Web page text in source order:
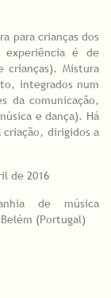
para crianças dos
experiência é de
crianças). Mistura
integrados num
da comunicação,
e dança). Há
criação, dirigidos a
de 2016
de música
(Portugal)